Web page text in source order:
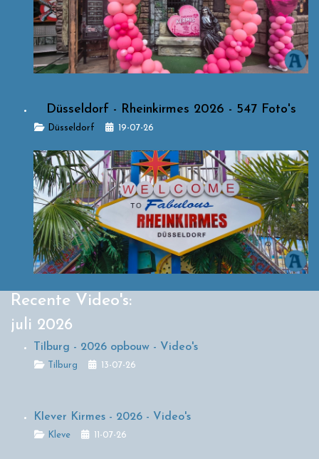
Düsseldorf - Rheinkirmes 2026 - 547 Foto's
DetailsDüsseldorf 19-07-26
Recente Video's:
juli 2026
Tilburg - 2026 opbouw - Video's
Details
Tilburg 13-07-26
Klever Kirmes - 2026 - Video's
Details
Kleve 11-07-26